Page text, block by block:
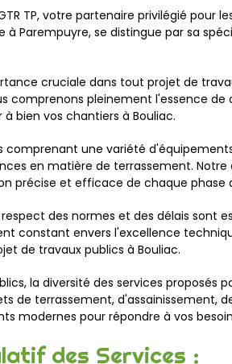
TP, votre partenaire privilégié
Parempuyre, se distingue par sa
cruciale dans tout projet de
comprenons pleinement l'essence
bien vos chantiers à Bouliac.
une variété
en matière de terrassement.
précise et efficace de chaque
des normes et des délais sont
constant envers l'excellence
de travaux publics à Bouliac.
la diversité des services
de terrassement, d'assainissement,
modernes pour répondre à vos
des Services :